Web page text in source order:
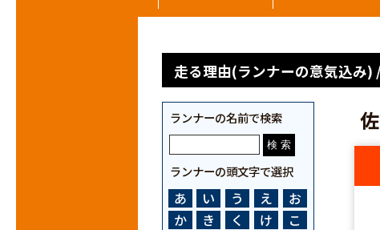
走る理由(ランナーの意気込み)
ランナーの名前で検索
ランナーの頭文字で選択
あ い う え
お
か
き く け
こ